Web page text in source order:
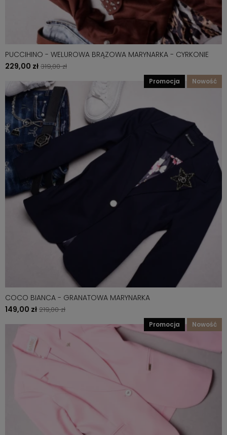
PUCCIHINO - WELUROWA BRĄZOWA MARYNARKA - CYRKONIE
229,00 zł 319,00 zł
COCO BIANCA - GRANATOWA MARYNARKA
149,00 zł 219,00 zł
promocja nowość
promocja nowość